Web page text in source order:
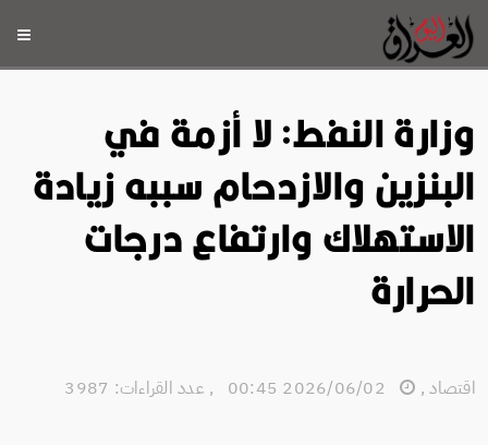
وزارة النفط: لا أزمة في
البنزين والازدحام سببه زيادة
الاستهلاك وارتفاع درجات
الحرارة
اقتصاد,
, عدد القراءات: 3987